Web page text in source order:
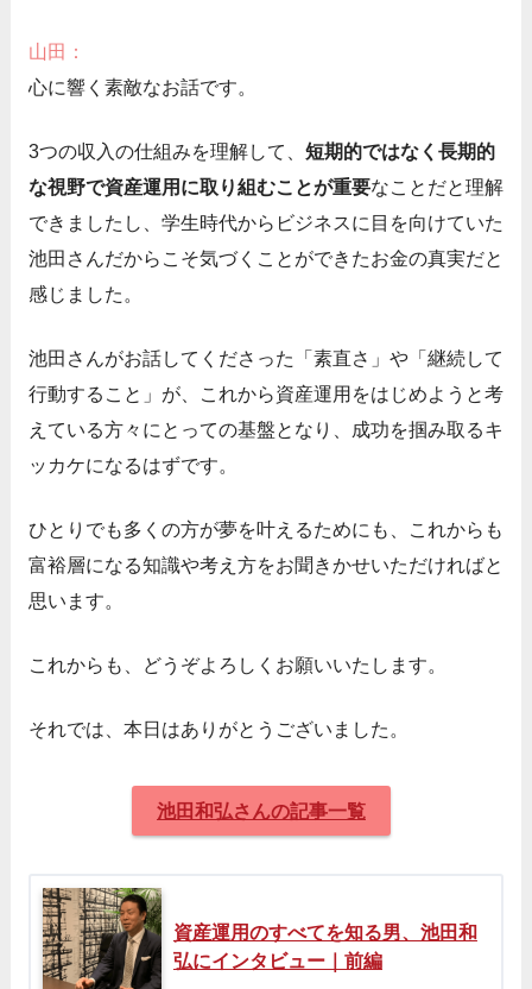
山田：
心に響く素敵なお話です。
3つの収入の仕組みを理解して、 短期的ではなく長期的
な視野で資産運用に取り組むことが重要なことだと理解
できましたし、学生時代からビジネスに目を向けていた
池田さんだからこそ気づくことができたお金の真実だと
感じました。
池田さんがお話してくださった「素直さ」や「継続して
行動すること」が、これから資産運用をはじめようと考
えている方々にとっての基盤となり、成功を掴み取るキ
ッカケになるはずです。
ひとりでも多くの方が夢を叶えるためにも、これからも
富裕層になる知識や考え方をお聞きかせいただければと
思います。
これからも、どうぞよろしくお願いいたします。
それでは、本日はありがとうございました。
池田和弘さんの記事一覧
資産運用のすべてを知る男、池田和
弘にインタビュー｜前編